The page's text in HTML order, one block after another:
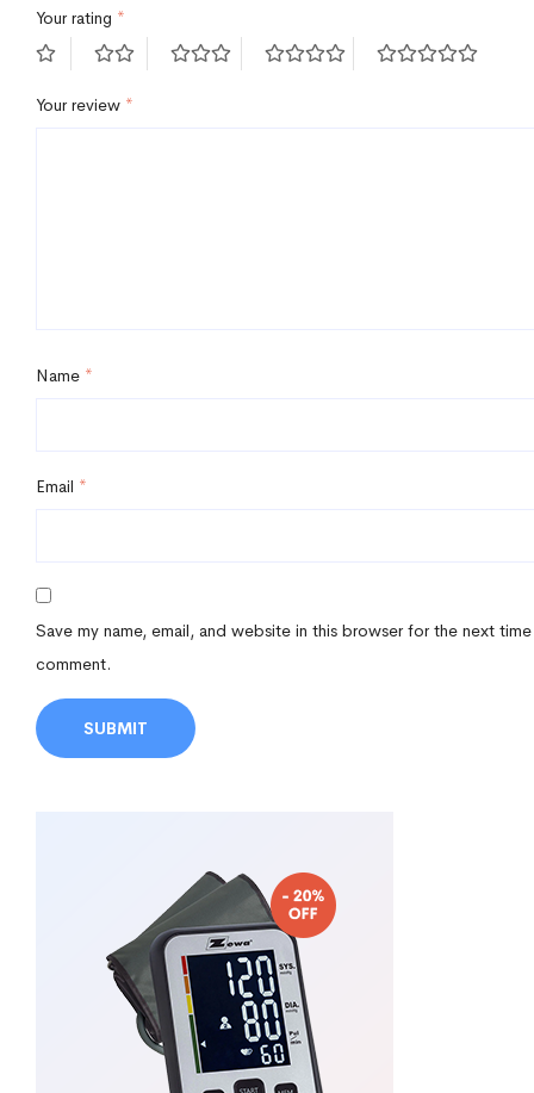
Your rating *
Your review *
Name *
Email *
Save my name, email, and website in this browser for the next
comment.